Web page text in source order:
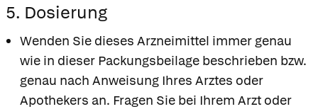
5. Dosierung
Wenden Sie dieses Arzneimittel immer genau
wie in dieser Packungsbeilage beschrieben bzw.
genau nach Anweisung Ihres Arztes oder
Apothekers an. Fragen Sie bei Ihrem Arzt oder